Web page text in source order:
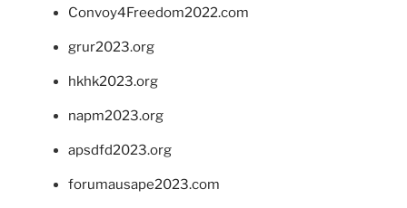
Convoy4Freedom2022.com
grur2023.org
hkhk2023.org
napm2023.org
apsdfd2023.org
forumausape2023.com